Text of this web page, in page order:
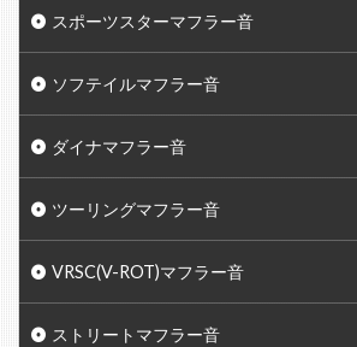
スポーツスターマフラー音
ソフテイルマフラー音
ダイナマフラー音
ツーリングマフラー音
VRSC(V-ROT)マフラー音
ストリートマフラー音